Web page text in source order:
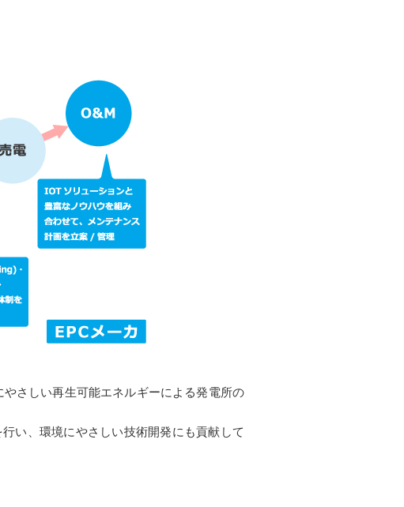
さしい再生可能エネルギーによる発電所の
い、環境にやさしい技術開発にも貢献して